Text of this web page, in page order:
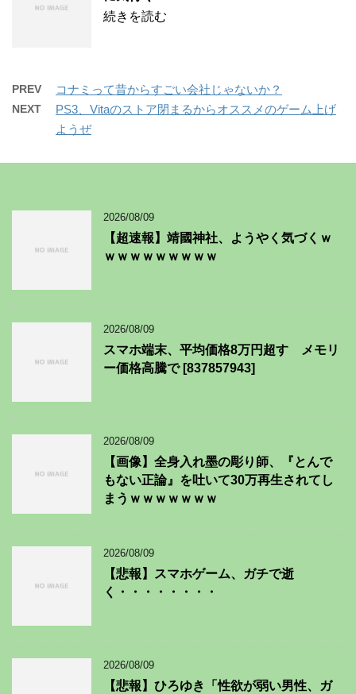
続きを読む
PREV コナミって昔からすごい会社じゃないか？
NEXT
PS3、Vitaのストア閉まるからオススメのゲーム上げ
ようぜ
2026/08/09
【超速報】靖國神社、ようやく気づくｗ
ｗｗｗｗｗｗｗｗｗ
2026/08/09
スマホ端末、平均価格8万円超す メモリ
ー価格高騰で [837857943]
2026/08/09
【画像】全身入れ墨の彫り師、『とんで
もない正論』を吐いて30万再生されてし
まうｗｗｗｗｗｗｗ
2026/08/09
【悲報】スマホゲーム、ガチで逝
く・・・・・・・・
2026/08/09
【悲報】ひろゆき「性欲が弱い男性、ガ